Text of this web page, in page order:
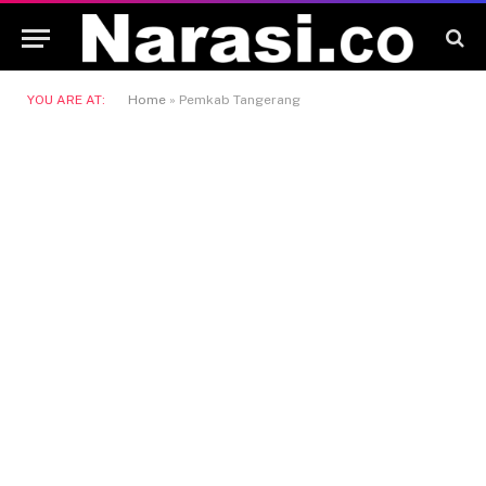
YOU ARE AT: Home » Pemkab Tangerang